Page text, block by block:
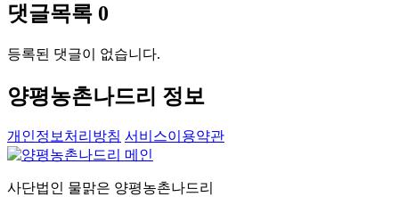
댓글목록 0
등록된 댓글이 없습니다.
양평농촌나드리 정보
개인정보처리방침 서비스이용약관
사단법인 물맑은 양평농촌나드리